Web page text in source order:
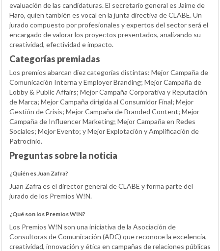
evaluación de las candidaturas. El secretario general es Jaime de
Haro, quien también es vocal en la junta directiva de CLABE. Un
jurado compuesto por profesionales y expertos del sector será el
encargado de valorar los proyectos presentados, analizando su
creatividad, efectividad e impacto.
Categorías premiadas
Los premios abarcan diez categorías distintas: Mejor Campaña de
Comunicación Interna y Employer Branding; Mejor Campaña de
Lobby & Public Affairs; Mejor Campaña Corporativa y Reputación
de Marca; Mejor Campaña dirigida al Consumidor Final; Mejor
Gestión de Crisis; Mejor Campaña de Branded Content; Mejor
Campaña de Influencer Marketing; Mejor Campaña en Redes
Sociales; Mejor Evento; y Mejor Explotación y Amplificación de
Patrocinio.
Preguntas sobre la noticia
¿Quién es Juan Zafra?
Juan Zafra es el director general de CLABE y forma parte del
jurado de los Premios W!N.
¿Qué son los Premios W!N?
Los Premios W!N son una iniciativa de la Asociación de
Consultoras de Comunicación (ADC) que reconoce la excelencia,
creatividad, innovación y ética en campañas de relaciones públicas